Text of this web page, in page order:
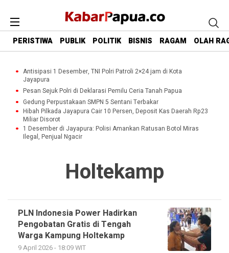
PERISTIWA PUBLIK POLITIK BISNIS RAGAM OLAH
Antisipasi 1 Desember, TNI Polri Patroli 2×24 jam di Kota
Jayapura
Pesan Sejuk Polri di Deklarasi Pemilu Ceria Tanah Papua
Gedung Perpustakaan SMPN 5 Sentani Terbakar
Hibah Pilkada Jayapura Cair 10 Persen, Deposit Kas Daerah Rp23
Miliar Disorot
1 Desember di Jayapura: Polisi Amankan Ratusan Botol Miras
Ilegal, Penjual Ngacir
Holtekamp
PLN Indonesia Power Hadirkan
Pengobatan Gratis di Tengah
Warga Kampung Holtekamp
9 April 2026 - 18:09 WIT